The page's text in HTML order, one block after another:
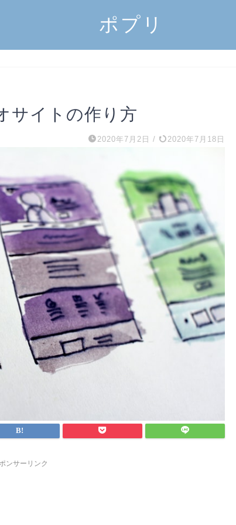
ポプリ
サイトの作り方
2020年7月2日 / 2020年7月18日
ンサーリンク